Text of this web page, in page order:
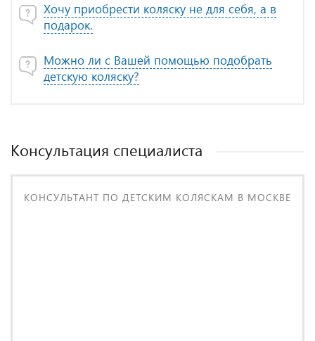
Хочу приобрести коляску не для себя, а в
подарок.
Можно ли с Вашей помощью подобрать
детскую коляску?
Консультация специалиста
КОНСУЛЬТАНТ ПО ДЕТСКИМ КОЛЯСКАМ В МОСКВЕ